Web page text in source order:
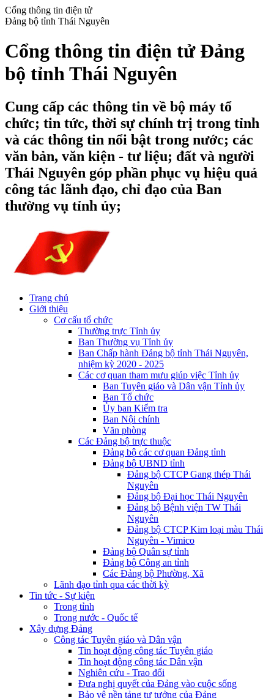
Cổng thông tin điện tử
Đảng bộ tỉnh Thái Nguyên
Cổng thông tin điện tử Đảng
bộ tỉnh Thái Nguyên
Cung cấp các thông tin về bộ máy tổ
chức; tin tức, thời sự chính trị trong tỉnh
và các thông tin nổi bật trong nước; các
văn bản, văn kiện - tư liệu; đất và người
Thái Nguyên góp phần phục vụ hiệu quả
công tác lãnh đạo, chỉ đạo của Ban
thường vụ tỉnh ủy;
Trang chủ
Giới thiệu
Cơ cấu tổ chức
Thường trực Tỉnh ủy
Ban Thường vụ Tỉnh ủy
Ban Chấp hành Đảng bộ tỉnh Thái Nguyên,
nhiệm kỳ 2020 - 2025
Các cơ quan tham mưu giúp việc Tỉnh ủy
Ban Tuyên giáo và Dân vận Tỉnh ủy
Ban Tổ chức
Ủy ban Kiểm tra
Ban Nội chính
Văn phòng
Các Đảng bộ trực thuộc
Đảng bộ các cơ quan Đảng tỉnh
Đảng bộ UBND tỉnh
Đảng bộ CTCP Gang thép Thái
Nguyên
Đảng bộ Đại học Thái Nguyên
Đảng bộ Bệnh viện TW Thái
Nguyên
Đảng bộ CTCP Kim loại màu Thái
Nguyên - Vimico
Đảng bộ Quân sự tỉnh
Đảng bộ Công an tỉnh
Các Đảng bộ Phường, Xã
Lãnh đạo tỉnh qua các thời kỳ
Tin tức - Sự kiện
Trong tỉnh
Trong nước - Quốc tế
Xây dựng Đảng
Công tác Tuyên giáo và Dân vận
Tin hoạt động công tác Tuyên giáo
Tin hoạt động công tác Dân vận
Nghiên cứu - Trao đổi
Đưa nghị quyết của Đảng vào cuộc sống
Bảo vệ nền tảng tư tưởng của Đảng